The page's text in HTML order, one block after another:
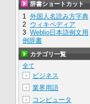
辞書ショートカット
1 外国人名読み方字典
2 ウィキペディア
3 Weblio日本語例文用
例辞書
カテゴリ一覧
全て
＋
ビジネス
＋ 業界用語
＋ コンピュータ